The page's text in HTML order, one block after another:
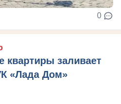
0
заливает
«Лада Дом»